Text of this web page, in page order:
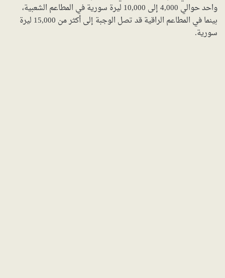
واحد حوالي 4,000 إلى 10,000 ليرة سورية في المطاعم الشعبية،
بينما في المطاعم الراقية قد تصل الوجبة إلى أكثر من 15,000 ليرة
سورية.